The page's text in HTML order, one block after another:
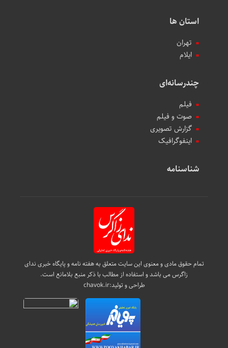
استان ها
تهران
ایلام
چندرسانه‌ای
فیلم
صوت و فیلم
گزارش تصویری
اینفوگرافیک
شناسنامه
تمام حقوق مادی و معنوی این سایت متعلق به هفته نامه و پایگاه خبری ندای
زاگرس می باشد و استفاده از مطالب با ذکر منبع بلامانع است.
طراحی و تولید:chavok.ir